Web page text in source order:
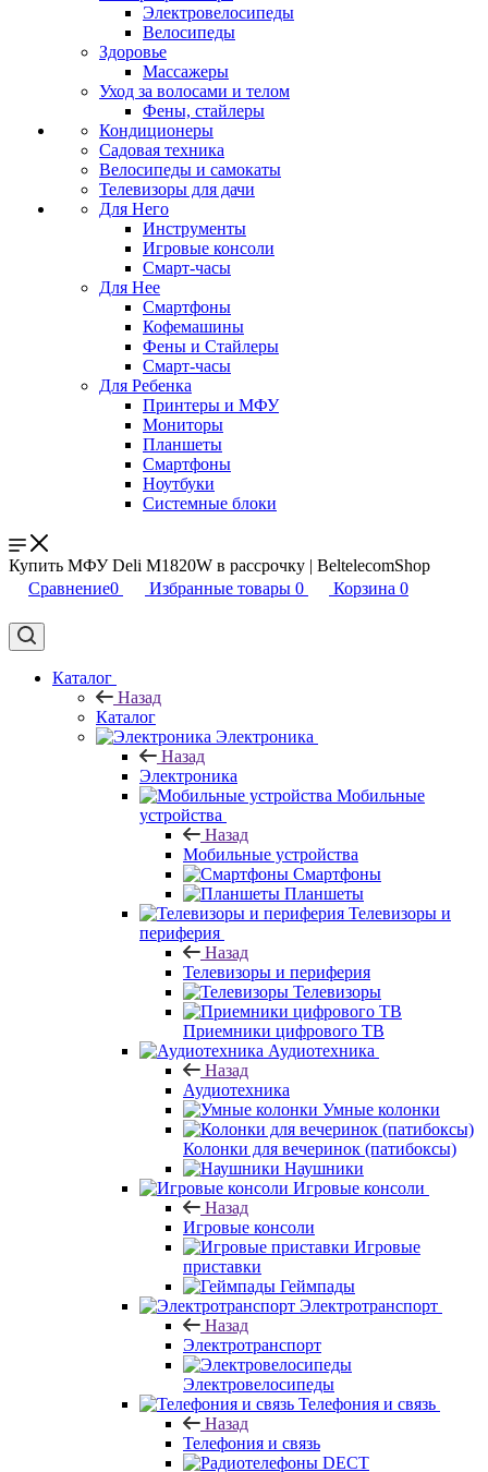
Электровелосипеды
Велосипеды
Здоровье
Массажеры
Уход за волосами и телом
Фены, стайлеры
Кондиционеры
Садовая техника
Велосипеды и самокаты
Телевизоры для дачи
Для Него
Инструменты
Игровые консоли
Смарт-часы
Для Нее
Смартфоны
Кофемашины
Фены и Стайлеры
Смарт-часы
Для Ребенка
Принтеры и МФУ
Мониторы
Планшеты
Смартфоны
Ноутбуки
Системные блоки
Купить МФУ Deli M1820W в рассрочку | BeltelecomShop
Сравнение0 Избранные товары 0 Корзина 0
Каталог
Назад
Каталог
Электроника
Назад
Электроника
Мобильные
устройства
Назад
Мобильные устройства
Смартфоны
Планшеты
Телевизоры и
периферия
Назад
Телевизоры и периферия
Телевизоры
Приемники цифрового ТВ
Аудиотехника
Назад
Аудиотехника
Умные колонки
Колонки для вечеринок (патибоксы)
Наушники
Игровые консоли
Назад
Игровые консоли
Игровые
приставки
Геймпады
Электротранспорт
Назад
Электротранспорт
Электровелосипеды
Телефония и связь
Назад
Телефония и связь